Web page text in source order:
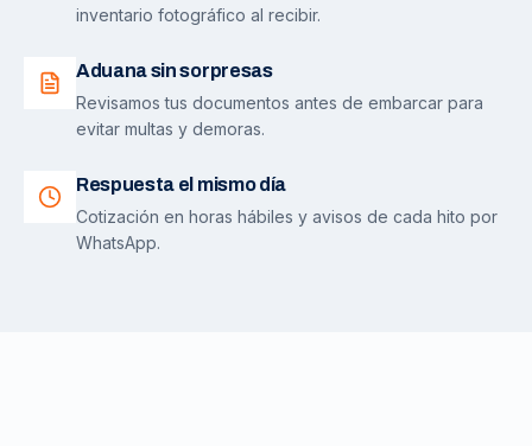
inventario fotográfico al recibir.
Aduana sin sorpresas
Revisamos tus documentos antes de embarcar para
evitar multas y demoras.
Respuesta el mismo día
Cotización en horas hábiles y avisos de cada hito por
WhatsApp.